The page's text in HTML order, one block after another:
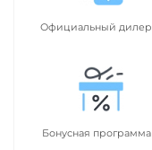
Официальный дилер
Бонусная программа